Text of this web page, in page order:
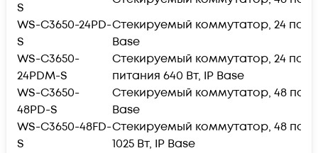
S
WS-C3650-24PD-
S
Стекируемый коммутатор, 24 порта
Base
WS-C3650-
24PDM-S
Стекируемый коммутатор, 24
питания 640 Вт, IP Base
WS-C3650-
48PD-S
Стекируемый коммутатор, 48
Base
WS-C3650-48FD-
S
Стекируемый коммутатор, 48
1025 Вт, IP Base